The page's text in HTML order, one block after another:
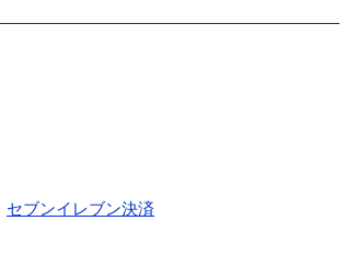
セブンイレブン決済